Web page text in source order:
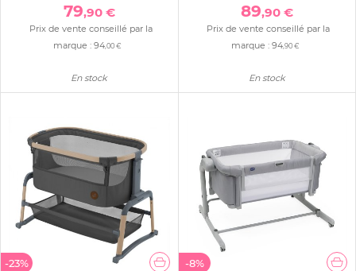
79,90 €
Prix de vente conseillé par la
marque :94 ,00 €
En stock
89,90 €
Prix de vente conseillé par la
marque : 94,90 €
En stock
-23% -8%